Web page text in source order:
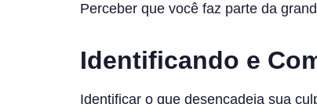
Perceber que você faz parte da
Identificando e
Identificar o que desencadeia sua